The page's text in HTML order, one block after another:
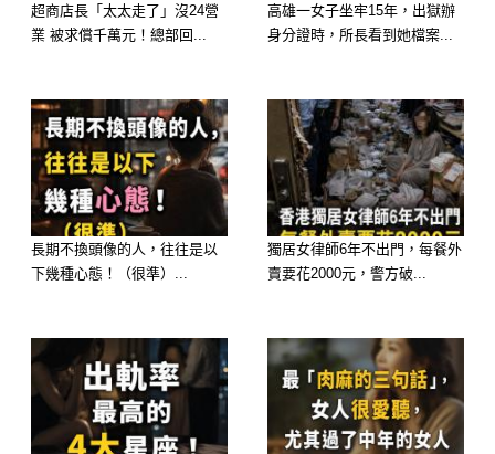
✔ 真的不順，就找人處理，不要硬撐
是暫時掩蓋問題而已。
最後提醒
很多生活習慣，當下覺得方便，但長期
其實在傷東西。
子。
短時間也許沒感覺，但等到：
超商店長「太太走了」沒24營
業 被求償千萬元！總部回...
高雄一女子坐牢15年，出獄辦
身分證時，所長看到她檔案...
長期不換頭像的人，往往是以
下幾種心態！（很準）...
獨居女律師6年不出門，每餐外
賣要花2000元，警方破...